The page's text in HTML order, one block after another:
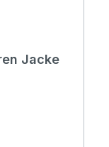
5 Sternen
Jacke